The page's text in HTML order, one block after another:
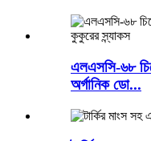
এলএসসি-৬৮
অর্গানিক ডো...